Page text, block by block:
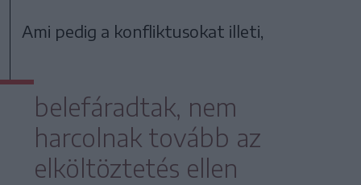
Ami pedig a konfliktusokat illeti,
belefáradtak, nem
harcolnak tovább az
elköltöztetés ellen